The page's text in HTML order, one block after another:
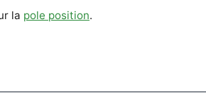
la pole position.